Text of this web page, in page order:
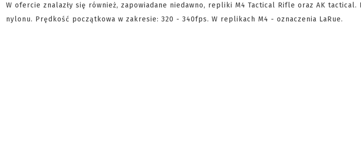
W ofercie znalazły się również, zapowiadane niedawno, repliki M4 Tactical Rifle oraz AK
nylonu. Prędkość początkowa w zakresie: 320 - 340fps. W replikach M4 - oznaczenia LaRue.